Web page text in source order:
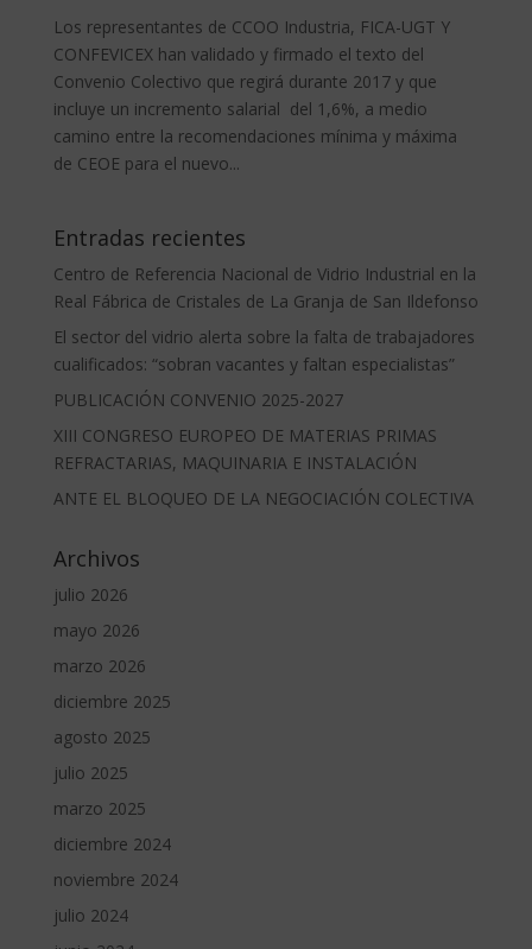
Los representantes de CCOO Industria, FICA-UGT Y
CONFEVICEX han validado y firmado el texto del
Convenio Colectivo que regirá durante 2017 y que
incluye un incremento salarial del 1,6%, a medio
camino entre la recomendaciones mínima y máxima
de CEOE para el nuevo...
Entradas recientes
Centro de Referencia Nacional de Vidrio Industrial en la
Real Fábrica de Cristales de La Granja de San Ildefonso
El sector del vidrio alerta sobre la falta de trabajadores
cualificados: “sobran vacantes y faltan especialistas”
PUBLICACIÓN CONVENIO 2025-2027
XIII CONGRESO EUROPEO DE MATERIAS PRIMAS
REFRACTARIAS, MAQUINARIA E INSTALACIÓN
ANTE EL BLOQUEO DE LA NEGOCIACIÓN COLECTIVA
Archivos
julio 2026
mayo 2026
marzo 2026
diciembre 2025
agosto 2025
julio 2025
marzo 2025
diciembre 2024
noviembre 2024
julio 2024